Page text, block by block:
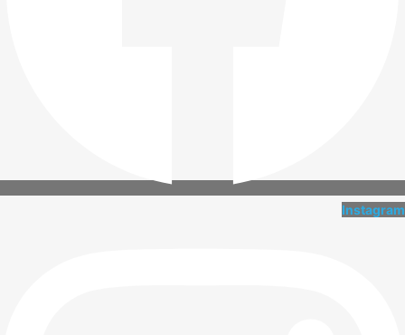
Instagram